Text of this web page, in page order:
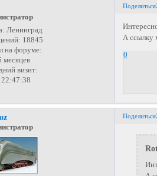
Поделиться
Ленинград
18845
на форуме:
месяцев
визит:
А ссылку
0
Поделиться